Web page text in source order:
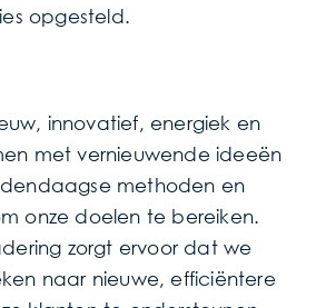
opgesteld.
innovatief, energiek en
met vernieuwende ideeën
methoden en
onze doelen te bereiken.
zorgt ervoor dat we
naar nieuwe, efficiëntere